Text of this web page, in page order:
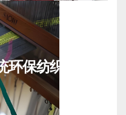
保纺织工艺